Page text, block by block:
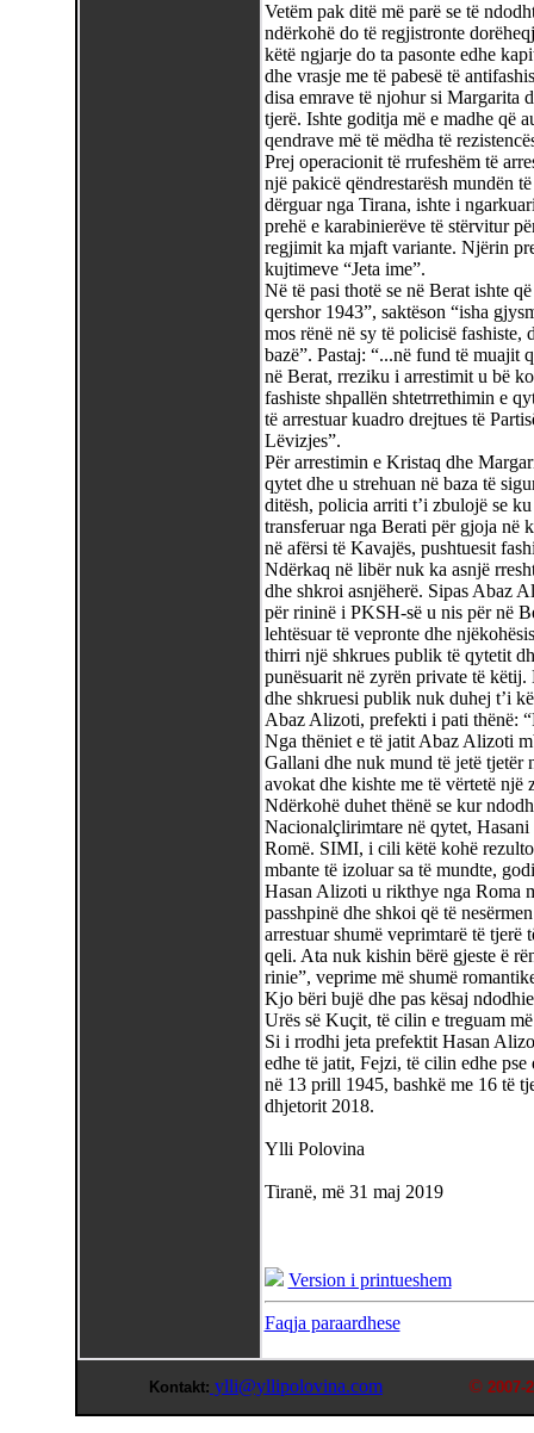
Vetëm pak ditë më parë se të
ndërkohë do të regjistronte
këtë ngjarje do ta pasonte edhe
dhe vrasje me të pabesë të
disa emrave të njohur si Margarita
tjerë. Ishte goditja më e madhe që
qendrave më të mëdha të
Prej operacionit të rrufeshëm të
një pakicë qëndrestarësh mundën
dërguar nga Tirana, ishte i
prehë e karabinierëve të stërvitur
regjimit ka mjaft variante. Njërin
kujtimeve “Jeta ime”.
Në të pasi thotë se në Berat ishte
qershor 1943”, saktëson “isha
mos rënë në sy të policisë fashiste,
bazë”. Pastaj: “...në fund të muajit
në Berat, rreziku i arrestimit u bë
fashiste shpallën shtetrrethimin e
të arrestuar kuadro drejtues të
Lëvizjes”.
Për arrestimin e Kristaq dhe
qytet dhe u strehuan në baza të
ditësh, policia arriti t’i zbulojë se
transferuar nga Berati për gjoja në
në afërsi të Kavajës, pushtuesit
Ndërkaq në libër nuk ka asnjë
dhe shkroi asnjëherë. Sipas Abaz
për rininë i PKSH-së u nis për në
lehtësuar të vepronte dhe
thirri një shkrues publik të qytetit
punësuarit në zyrën private të
dhe shkruesi publik nuk duhej t’i
Abaz Alizoti, prefekti i pati thënë:
Nga thëniet e të jatit Abaz Alizoti
Gallani dhe nuk mund të jetë
avokat dhe kishte me të vërtetë një
Ndërkohë duhet thënë se kur
Nacionalçlirimtare në qytet,
Romë. SIMI, i cili këtë kohë
mbante të izoluar sa të mundte,
Hasan Alizoti u rikthye nga Roma
passhpinë dhe shkoi që të
arrestuar shumë veprimtarë të
qeli. Ata nuk kishin bërë gjeste ë
rinie”, veprime më shumë
Kjo bëri bujë dhe pas kësaj
Urës së Kuçit, të cilin e treguam
Si i rrodhi jeta prefektit Hasan
edhe të jatit, Fejzi, të cilin edhe
në 13 prill 1945, bashkë me 16 të
dhjetorit 2018.
Ylli Polovina
Tiranë, më 31 maj 2019
Version i printueshem
Faqja paraardhese
Kontakt: ylli@yllipolovina.com © 2007-